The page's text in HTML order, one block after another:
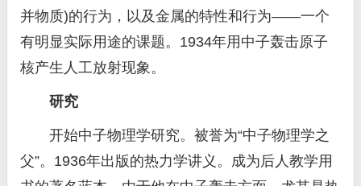
并物质)的行为，以及金属的特性和行为——一个
有明显实际用途的课题。1934年用中子轰击原子
核产生人工放射现象。
研究
开始中子物理学研究。被誉为“中子物理学之
父”。1936年出版的热力学讲义。成为后人教学用